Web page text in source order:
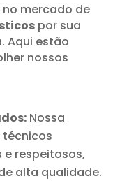
mercado de
por sua
Aqui estão
nossos
Nossa
respeitosos,
alta qualidade.